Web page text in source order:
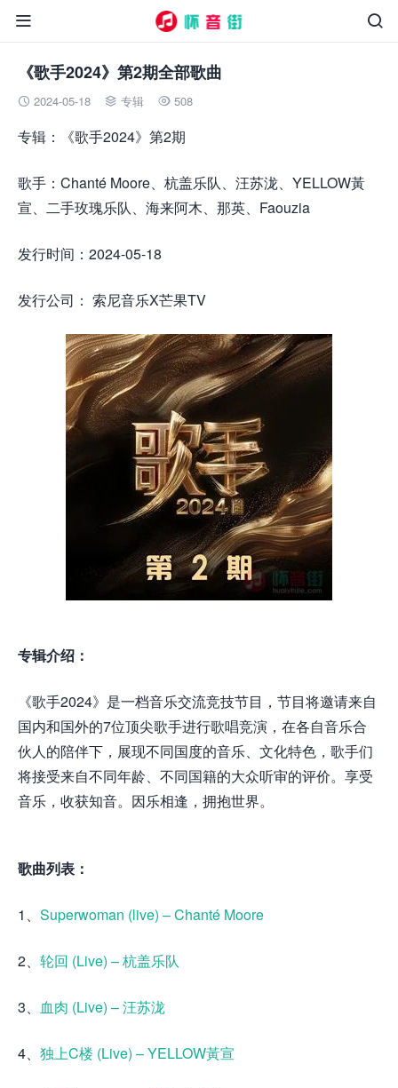


《歌手2024》第2期全部歌曲
 2024-05-18  专辑  508
专辑：《歌手2024》第2期
歌手：Chanté Moore、杭盖乐队、汪苏泷、YELLOW黃
宣、二手玫瑰乐队、海来阿木、那英、Faouzia
发行时间：2024-05-18
发行公司： 索尼音乐X芒果TV
专辑介绍：
《歌手2024》是一档音乐交流竞技节目，节目将邀请来自
国内和国外的7位顶尖歌手进行歌唱竞演，在各自音乐合
伙人的陪伴下，展现不同国度的音乐、文化特色，歌手们
将接受来自不同年龄、不同国籍的大众听审的评价。享受
音乐，收获知音。因乐相逢，拥抱世界。
歌曲列表：
1、 Superwoman (live) – Chanté Moore
2、 轮回 (Live) – 杭盖乐队
3、 血肉 (Live) – 汪苏泷
4、 独上C楼 (Live) – YELLOW黃宣